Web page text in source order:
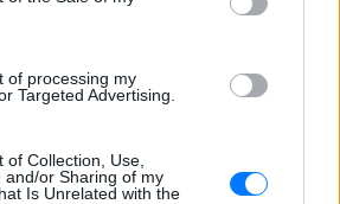
of processing my
Targeted Advertising.
of Collection, Use,
and/or Sharing of my
Is Unrelated with the